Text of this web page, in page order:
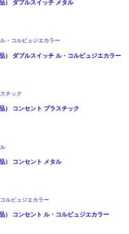
） ダブルスイッチ メタル
） ダブルスイッチ ル・コルビュジエカラー
） コンセント プラスチック
） コンセント メタル
） コンセント ル・コルビュジエカラー